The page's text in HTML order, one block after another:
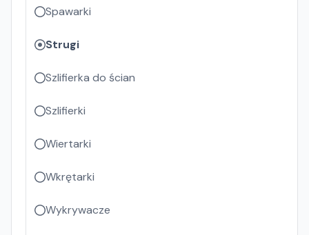
Spawarki
Strugi
Szlifierka do ścian
Szlifierki
Wiertarki
Wkrętarki
Wykrywacze